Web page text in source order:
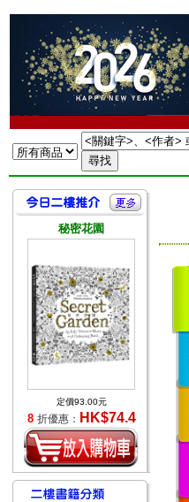
秘密花園
定價93.00元
8 折優惠： HK$74.4